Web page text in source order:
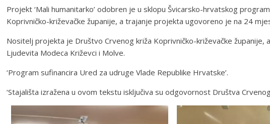
Projekt ‘Mali humanitarko’ odobren je u sklopu Švicarsko-hrvatskog
Koprivničko-križevačke županije, a trajanje projekta ugovoreno je na 24
Nositelj projekta je Društvo Crvenog križa Koprivničko-križevačke
Ljudevita Modeca Križevci i Molve.
‘Program sufinancira Ured za udruge Vlade Republike Hrvatske’.
‘Stajališta izražena u ovom tekstu isključiva su odgovornost Društva